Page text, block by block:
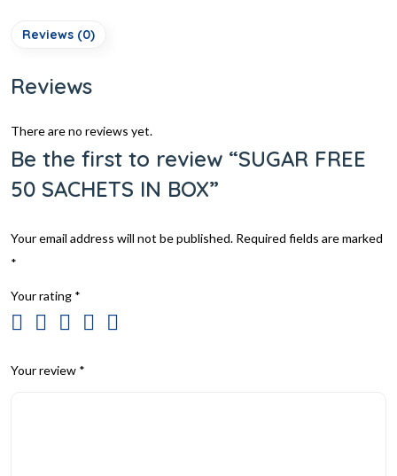
Reviews (0)
Reviews
There are no reviews yet.
Be the first to review “SUGAR FREE
50 SACHETS IN BOX”
Your email address will not be published. Required fields are marked
*
Your rating *
Your review *